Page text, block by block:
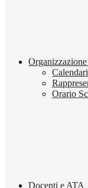
Orario
Docenti e ATA